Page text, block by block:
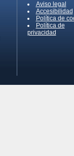
Aviso legal
Accesibilidad
Política de
Política de
privacidad